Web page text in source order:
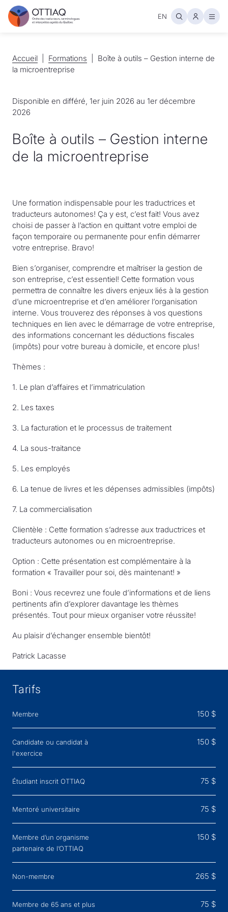
EN
Accueil
Accueil Formations
Formations
Boîte à outils – Gestion interne de
la microentreprise
Disponible en différé, 1er juin 2026 au 1er décembre
2026
Boîte à outils – Gestion interne
de la microentreprise
Une formation indispensable pour les traductrices et
traducteurs autonomes! Ça y est, c’est fait! Vous avez
choisi de passer à l’action en quittant votre emploi de
façon temporaire ou permanente pour enfin démarrer
votre entreprise. Bravo!
Bien s’organiser, comprendre et maîtriser la gestion de
son entreprise, c’est essentiel! Cette formation vous
permettra de connaître les divers enjeux liés à la gestion
d’une microentreprise et d’en améliorer l’organisation
interne. Vous trouverez des réponses à vos questions
techniques en lien avec le démarrage de votre entreprise,
des informations concernant les déductions fiscales
(impôts) pour votre bureau à domicile, et encore plus!
Thèmes :
1. Le plan d’affaires et l’immatriculation
2. Les taxes
3. La facturation et le processus de traitement
4. La sous-traitance
5. Les employés
6. La tenue de livres et les dépenses admissibles (impôts)
7. La commercialisation
Clientèle : Cette formation s’adresse aux traductrices et
traducteurs autonomes ou en microentreprise.
Option : Cette présentation est complémentaire à la
formation « Travailler pour soi, dès maintenant! »
Boni : Vous recevrez une foule d’informations et de liens
pertinents afin d’explorer davantage les thèmes
présentés. Tout pour mieux organiser votre réussite!
Au plaisir d’échanger ensemble bientôt!
Patrick Lacasse
Tarifs
Membre 150 $
Candidate ou candidat à
l'exercice
150 $
Étudiant inscrit OTTIAQ 75 $
Mentoré universitaire 75 $
Membre d’un organisme
partenaire de l’OTTIAQ
150 $
Non-membre 265 $
Membre de 65 ans et plus 75 $